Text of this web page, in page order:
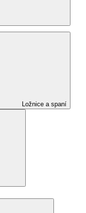
Ložnice a spaní